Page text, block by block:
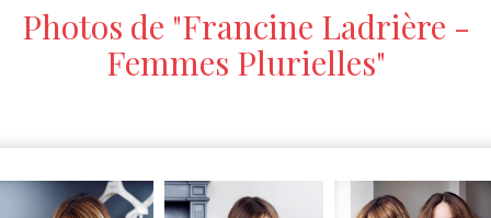
Photos de "Francine Ladrière -
Femmes Plurielles"